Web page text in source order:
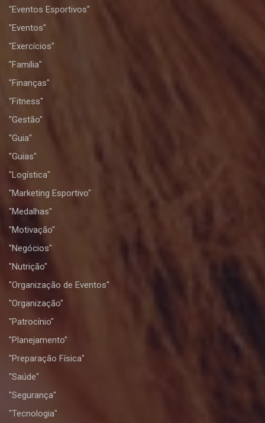
"Eventos Esportivos"
"Eventos"
"Exercícios"
"Família"
"Finanças"
"Fitness"
"Gestão"
"Guia"
"Guias"
"Logística"
"Marketing Esportivo"
"Medalhas"
"Motivação"
"Negócios"
"Nutrição"
"Organização de Eventos"
"Organização"
"Patrocínio"
"Planejamento"
"Preparação Física"
"Saúde"
"Segurança"
"Tecnologia"